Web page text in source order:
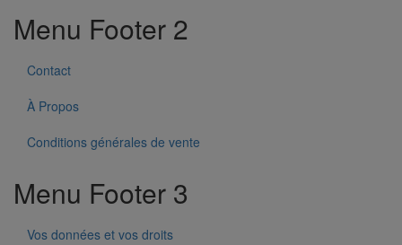
Menu Footer 2
Contact
À Propos
Conditions générales de vente
Menu Footer 3
Vos données et vos droits